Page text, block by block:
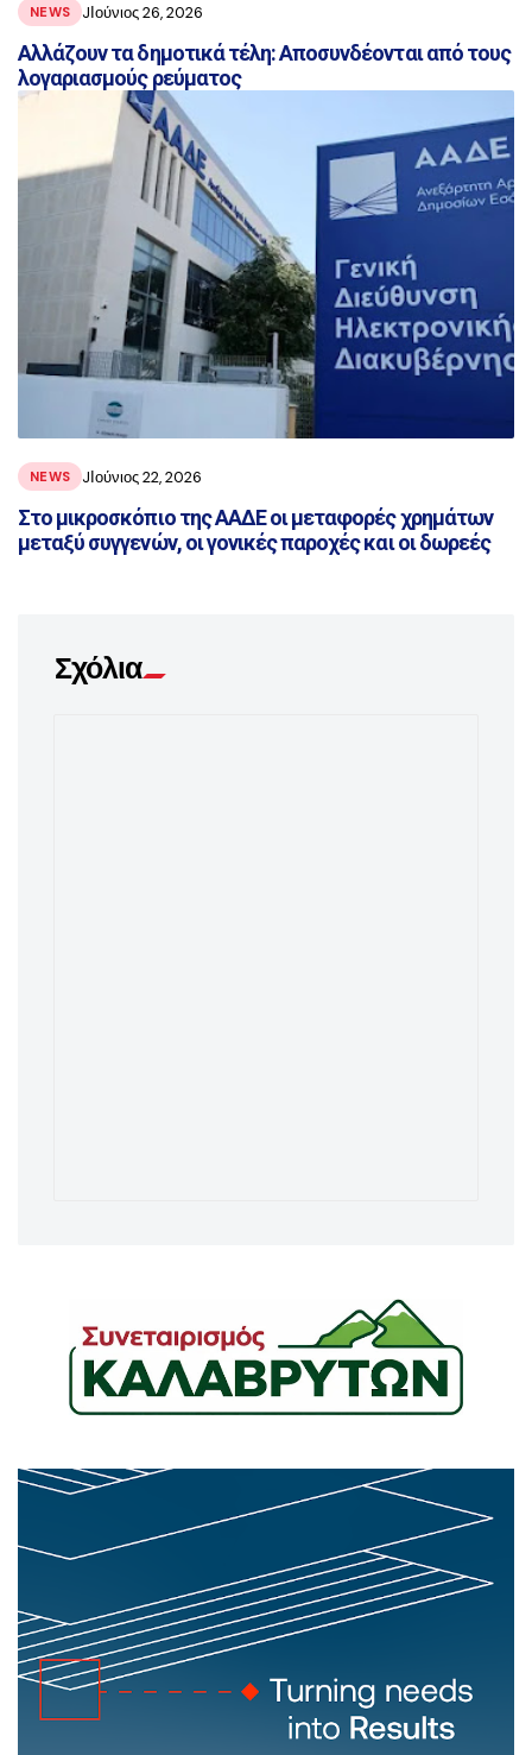
NEWS JΙούνιος 26, 2026
Aλλάζουν τα δημοτικά τέλη: Αποσυνδέονται από τους
λογαριασμούς ρεύματος
NEWS JΙούνιος 22, 2026
Στο μικροσκόπιο της ΑΑΔΕ οι μεταφορές χρημάτων
μεταξύ συγγενών, οι γονικές παροχές και οι δωρεές
Σχόλια